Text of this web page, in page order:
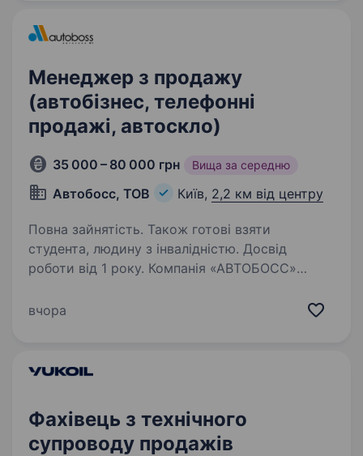
Менеджер з продажу
(автобізнес, телефонні
продажі, автоскло)
35 000 – 80 000 грн Вища за середню
Автобосс, ТОВ Київ, 2,2 км від центру
Повна зайнятість. Також готові взяти
студента, людину з інвалідністю. Досвід
роботи від 1 року. Компанія «АВТОБОСС»
автоскла, який з 2009 року імпортує в Україну
СТО та автомагазинів по всій…
вчора
Фахівець з технічного
супроводу продажів